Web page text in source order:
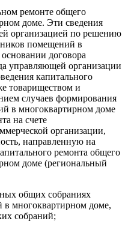
ремонте общего
доме. Эти сведения
организацией по решению
помещений в
договора
управляющей организации
капитального
товариществом и
случаев формирования
в многоквартирном доме
на счете
организации,
направленную на
ремонта общего
доме (региональный
общих собраниях
в многоквартирном доме,
собраний;